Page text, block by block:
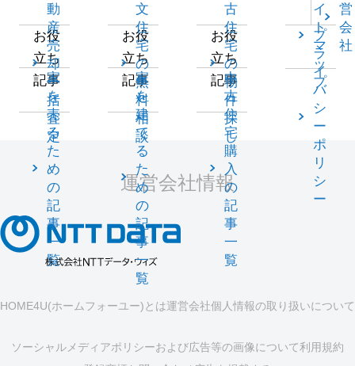
動
産
売
却
一
括
査
定
お役
立ち
記事
家
を
売
る
た
め
の
記
事
一
覧
文
住
宅
の
無
料
相
談
お役
立ち
記事
家
を
建
て
る
た
め
の
記
事
一
覧
古
住
宅
の
物
件
探
し
お役
立ち
記事
中
古
住
宅
購
入
の
記
事
一
覧
イ
ト
マ
ッ
プ
営
会
社
プ
ラ
イ
バ
シ
ー
ポ
リ
シ
ー
運営会社情報
HOME4U(ホームフォーユー)とは運営会社個人情報の取り扱いについて
ソーシャルメディアポリシーおよび広告等の画像について利用規約